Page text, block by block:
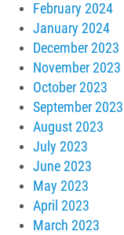
February 2024
January 2024
December 2023
November 2023
October 2023
September 2023
August 2023
July 2023
June 2023
May 2023
April 2023
March 2023